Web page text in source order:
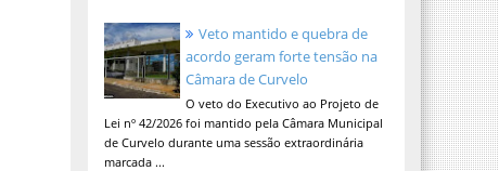
Veto mantido e quebra de
acordo geram forte tensão na
Câmara de Curvelo
O veto do Executivo ao Projeto de
Lei nº 42/2026 foi mantido pela Câmara Municipal
de Curvelo durante uma sessão extraordinária
marcada ...